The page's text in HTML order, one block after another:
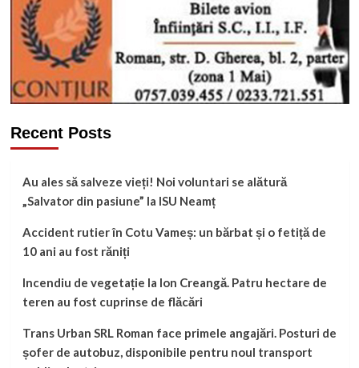
Recent Posts
Au ales să salveze vieți! Noi voluntari se alătură
„Salvator din pasiune” la ISU Neamț
Accident rutier în Cotu Vameș: un bărbat și o fetiță de
10 ani au fost răniți
Incendiu de vegetație la Ion Creangă. Patru hectare de
teren au fost cuprinse de flăcări
Trans Urban SRL Roman face primele angajări. Posturi de
șofer de autobuz, disponibile pentru noul transport